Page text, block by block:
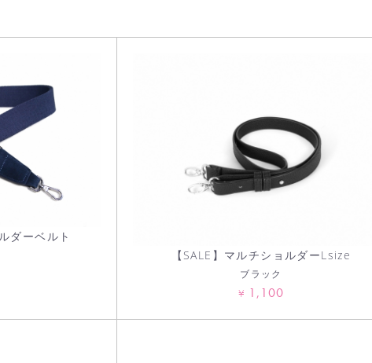
ダーベルト
【SALE】マルチショルダーLsize
ブラック
¥ 1,100